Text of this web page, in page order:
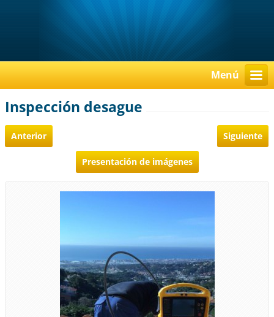
Menú
Inspección desague
Anterior Siguiente
Presentación de imágenes